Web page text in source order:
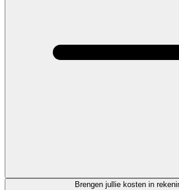
Brengen jullie kosten in